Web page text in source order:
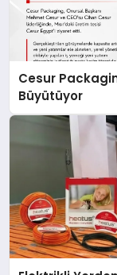
Cesur
Büyütüyor